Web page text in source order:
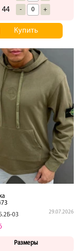
44 - +
Купить
03
29.07.2026
Размеры